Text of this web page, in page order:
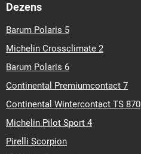
Dezens
Barum Polaris 5
Michelin Crossclimate 2
Barum Polaris 6
Continental Premiumcontact 7
Continental Wintercontact TS 870
Michelin Pilot Sport 4
Pirelli Scorpion